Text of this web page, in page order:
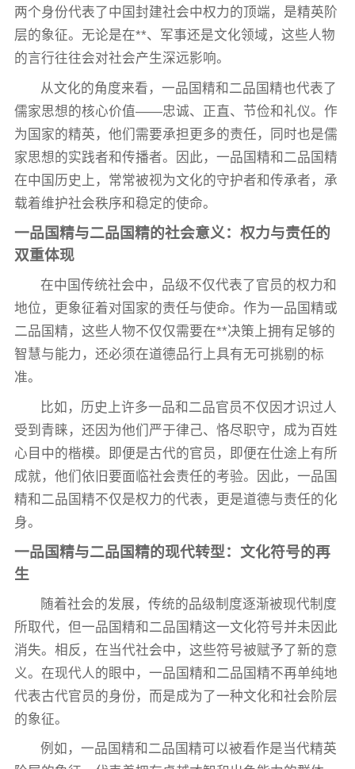
两个身份代表了中国封建社会中权力的顶端，是精英阶
层的象征。无论是在**、军事还是文化领域，这些人物
的言行往往会对社会产生深远影响。
从文化的角度来看，一品国精和二品国精也代表了
儒家思想的核心价值——忠诚、正直、节俭和礼仪。作
为国家的精英，他们需要承担更多的责任，同时也是儒
家思想的实践者和传播者。因此，一品国精和二品国精
在中国历史上，常常被视为文化的守护者和传承者，承
载着维护社会秩序和稳定的使命。
一品国精与二品国精的社会意义：权力与责任的
双重体现
在中国传统社会中，品级不仅代表了官员的权力和
地位，更象征着对国家的责任与使命。作为一品国精或
二品国精，这些人物不仅仅需要在**决策上拥有足够的
智慧与能力，还必须在道德品行上具有无可挑剔的标
准。
比如，历史上许多一品和二品官员不仅因才识过人
受到青睐，还因为他们严于律己、恪尽职守，成为百姓
心目中的楷模。即便是古代的官员，即便在仕途上有所
成就，他们依旧要面临社会责任的考验。因此，一品国
精和二品国精不仅是权力的代表，更是道德与责任的化
身。
一品国精与二品国精的现代转型：文化符号的再
生
随着社会的发展，传统的品级制度逐渐被现代制度
所取代，但一品国精和二品国精这一文化符号并未因此
消失。相反，在当代社会中，这些符号被赋予了新的意
义。在现代人的眼中，一品国精和二品国精不再单纯地
代表古代官员的身份，而是成为了一种文化和社会阶层
的象征。
例如，一品国精和二品国精可以被看作是当代精英